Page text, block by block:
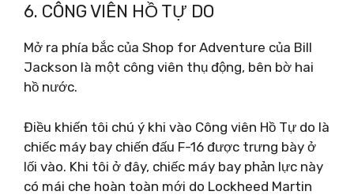
6. CÔNG VIÊN HỒ TỰ DO
Mở ra phía bắc của Shop for Adventure của Bill
Jackson là một công viên thụ động, bên bờ hai
hồ nước.
Điều khiến tôi chú ý khi vào Công viên Hồ Tự do là
chiếc máy bay chiến đấu F-16 được trưng bày ở
lối vào. Khi tôi ở đây, chiếc máy bay phản lực này
có mái che hoàn toàn mới do Lockheed Martin